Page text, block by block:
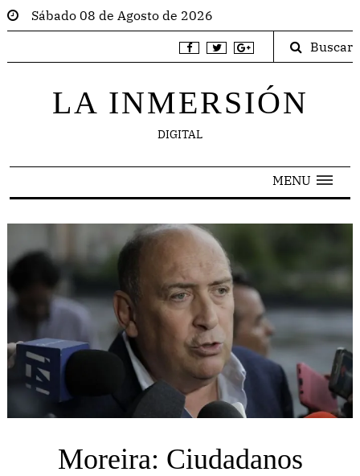
Sábado 08 de Agosto de 2026
Buscar
LA INMERSIÓN
DIGITAL
MENU
Moreira: Ciudadanos